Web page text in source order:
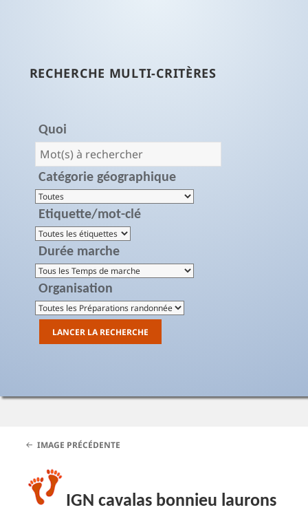
RECHERCHE MULTI-CRITÈRES
Quoi
Catégorie géographique
Etiquette/mot-clé
Durée marche
Organisation
IMAGE PRÉCÉDENTE
IGN cavalas bonnieu laurons